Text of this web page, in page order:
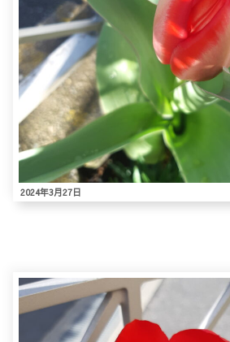
2024年3月27日